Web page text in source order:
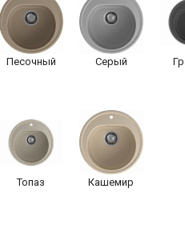
Песочный Серый
Топаз Кашемир